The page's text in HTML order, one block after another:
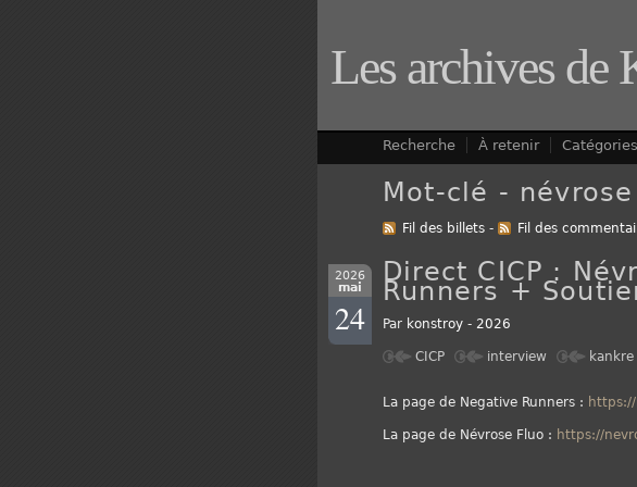
Les archives de
Recherche À retenir Catégories
Mot-clé -
Fil des billets - Fil des
2026
mai
24
Direct CICP :
Runners +
Par konstroy - 2026
CICP interview kankre
La page de Negative Runners :
La page de Névrose Fluo : https://